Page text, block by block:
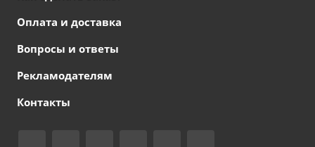
Оплата и доставка
Вопросы и ответы
Рекламодателям
Контакты